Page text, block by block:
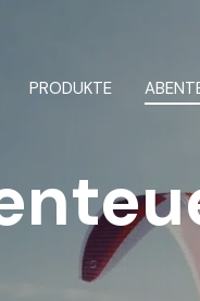
PRODUKTE
und Aufsteiger